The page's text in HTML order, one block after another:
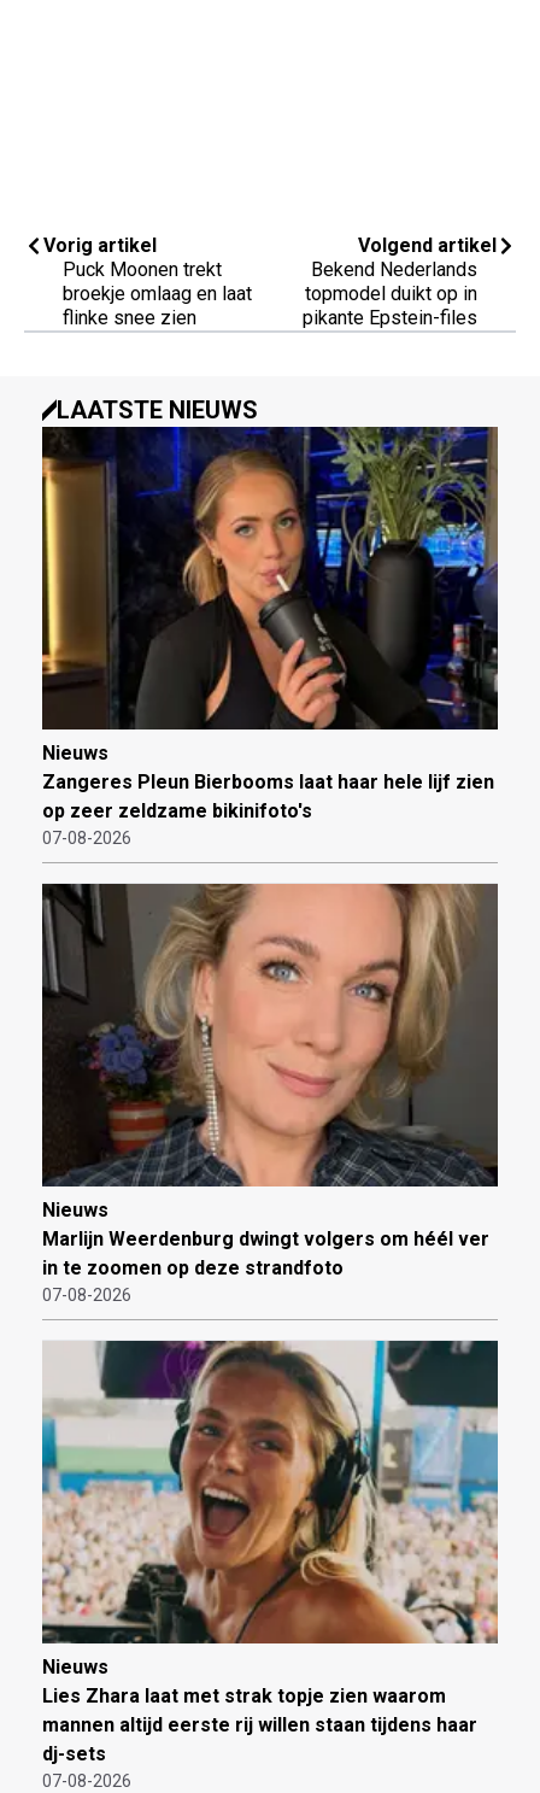
Vorig artikel
Puck Moonen trekt
broekje omlaag en laat
flinke snee zien
Volgend artikel
Bekend Nederlands
topmodel duikt op in
pikante Epstein-files
LAATSTE NIEUWS
Nieuws
Zangeres Pleun Bierbooms laat haar hele lijf zien
op zeer zeldzame bikinifoto's
07-08-2026
Nieuws
Marlijn Weerdenburg dwingt volgers om héél ver
in te zoomen op deze strandfoto
07-08-2026
Nieuws
Lies Zhara laat met strak topje zien waarom
mannen altijd eerste rij willen staan tijdens haar
dj-sets
07-08-2026